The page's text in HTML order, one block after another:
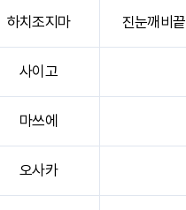
하치조지마 진눈깨비끝
사이고
마쓰에
오사카